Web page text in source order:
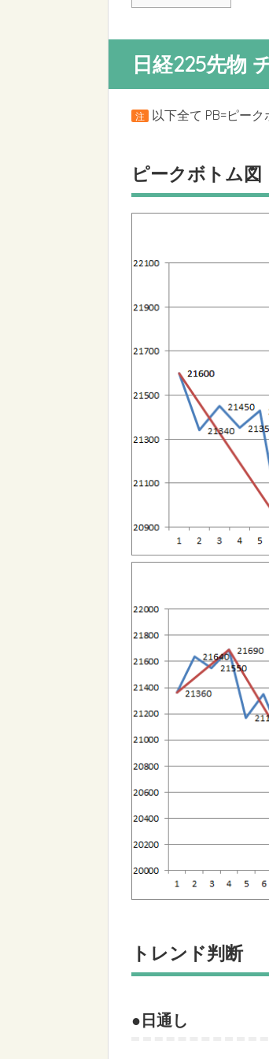
日経225先物
注 以下全て PB=ピー
ピークボトム図
トレンド判断
●日通し